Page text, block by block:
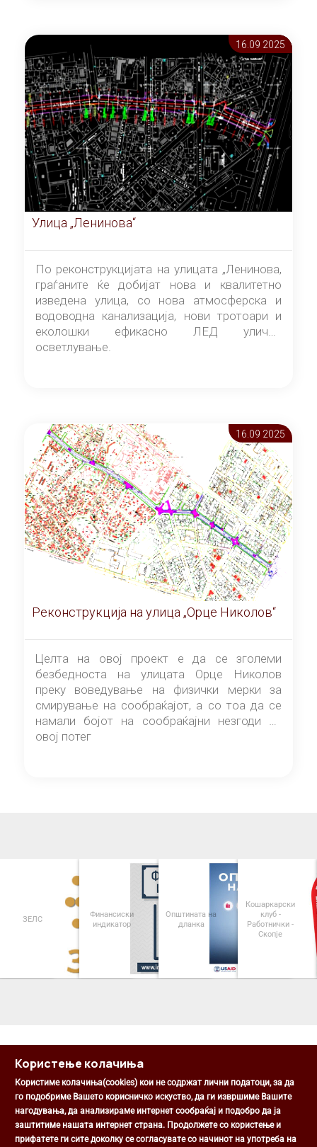
16.09 2025
Улица „Ленинова“
По реконструкцијата на улицата „Ленинова,
граѓаните ќе добијат нова и квалитетно
изведена улица, со нова атмосферска и
водоводна канализација, нови тротоари и
еколошки ефикасно ЛЕД улично
осветлување.
16.09 2025
Реконструкција на улица „Орце Николов“
Целта на овој проект е да се зголеми
безбедноста на улицата Орце Николов
преку воведување на физички мерки за
смирување на сообраќајот, а со тоа да се
намали бојот на сообраќајни незгоди на
овој потег
ЗЕЛС
Финансиски
индикатор
Општината на
дланка
Кошаркарски
клуб -
Работнички -
Скопје
Општина Центар
Михаил Цоков бр. 1, Скопје
Користење колачиња
Користиме колачиња(cookies) кои не содржат лични податоци, за да
го подобриме Вашето корисничко искуство, да ги извршиме Вашите
нагодувања, да анализираме интернет сообраќај и подобро да ја
заштитиме нашата интернет страна. Продолжете со користење и
прифатете ги сите доколку се согласувате со начинот на употреба на